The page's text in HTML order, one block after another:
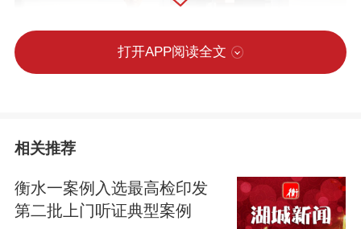
前不久，枣强县张秀屯镇某村发生一起误
伐他人林木事件，涉事双方因赔偿问题各
打开APP阅读全文
相关推荐
衡水一案例入选最高检印发
第二批上门听证典型案例